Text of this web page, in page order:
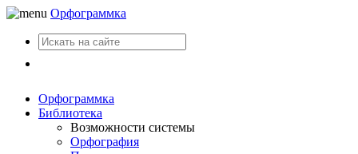
Орфограммка
Орфограммка
Библиотека
Возможности системы
Орфография